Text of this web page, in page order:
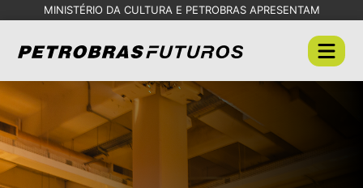
MINISTÉRIO DA CULTURA E PETROBRAS APRESENTAM